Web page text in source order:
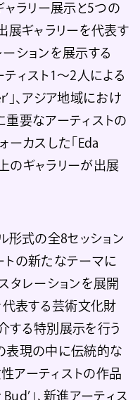
ャラリー展示と5つの
展ギャラリーを代表す
ションを展示する
ティスト1～2人による
」、アジア地域におけ
重要なアーティストの
ーカスした「Eda
のギャラリーが出展
形式の全8セッション
トの新たなテーマに
タレーションを展開
代表する芸術文化財
する特別展示を行う
の表現の中に伝統的な
アーティストの作品
」、新進アーティス